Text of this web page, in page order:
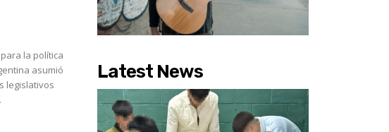
la política
asumió
legislativos
Latest News